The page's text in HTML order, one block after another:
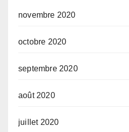
novembre 2020
octobre 2020
septembre 2020
août 2020
juillet 2020